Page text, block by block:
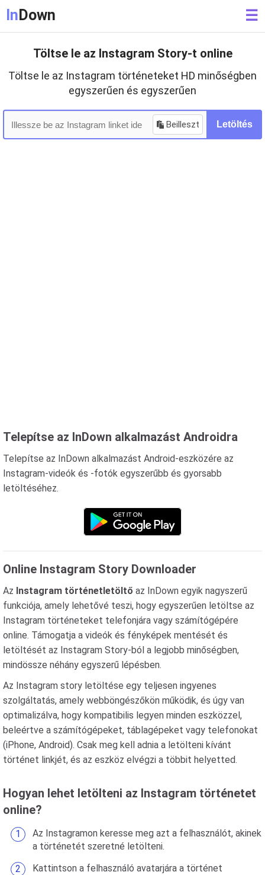
In Down ☰
Töltse le az Instagram Story-t online
Töltse le az Instagram történeteket HD minőségben
egyszerűen és egyszerűen
Beilleszt Letöltés
Telepítse az InDown alkalmazást Androidra
Telepítse az InDown alkalmazást Android-eszközére az
Instagram-videók és -fotók egyszerűbb és gyorsabb
letöltéséhez.
Online Instagram Story Downloader
Az Instagram történetletöltő az InDown egyik nagyszerű
funkciója, amely lehetővé teszi, hogy egyszerűen letöltse az
Instagram történeteket telefonjára vagy számítógépére
online. Támogatja a videók és fényképek mentését és
letöltését az Instagram Story-ból a legjobb minőségben,
mindössze néhány egyszerű lépésben.
Az Instagram story letöltése egy teljesen ingyenes
szolgáltatás, amely webböngészőkön működik, és úgy van
optimalizálva, hogy kompatibilis legyen minden eszközzel,
beleértve a számítógépeket, táblagépeket vagy telefonokat
(iPhone, Android). Csak meg kell adnia a letölteni kívánt
történet linkjét, és az eszköz elvégzi a többit helyetted.
Hogyan lehet letölteni az Instagram történetet
online?
Az Instagramon keresse meg azt a felhasználót, akinek
a történetét szeretné letölteni.
Kattintson a felhasználó avatarjára a történet